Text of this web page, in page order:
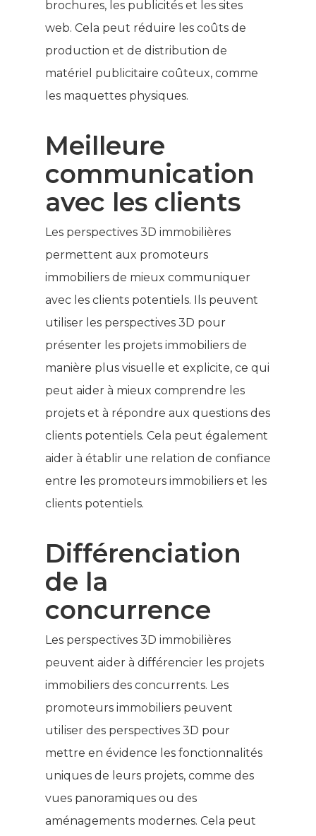
brochures, les publicités et les sites
web. Cela peut réduire les coûts de
production et de distribution de
matériel publicitaire coûteux, comme
les maquettes physiques.
Meilleure
communication
avec les clients
Les perspectives 3D immobilières
permettent aux promoteurs
immobiliers de mieux communiquer
avec les clients potentiels. Ils peuvent
utiliser les perspectives 3D pour
présenter les projets immobiliers de
manière plus visuelle et explicite, ce qui
peut aider à mieux comprendre les
projets et à répondre aux questions des
clients potentiels. Cela peut également
aider à établir une relation de confiance
entre les promoteurs immobiliers et les
clients potentiels.
Différenciation
de la
concurrence
Les perspectives 3D immobilières
peuvent aider à différencier les projets
immobiliers des concurrents. Les
promoteurs immobiliers peuvent
utiliser des perspectives 3D pour
mettre en évidence les fonctionnalités
uniques de leurs projets, comme des
vues panoramiques ou des
aménagements modernes. Cela peut